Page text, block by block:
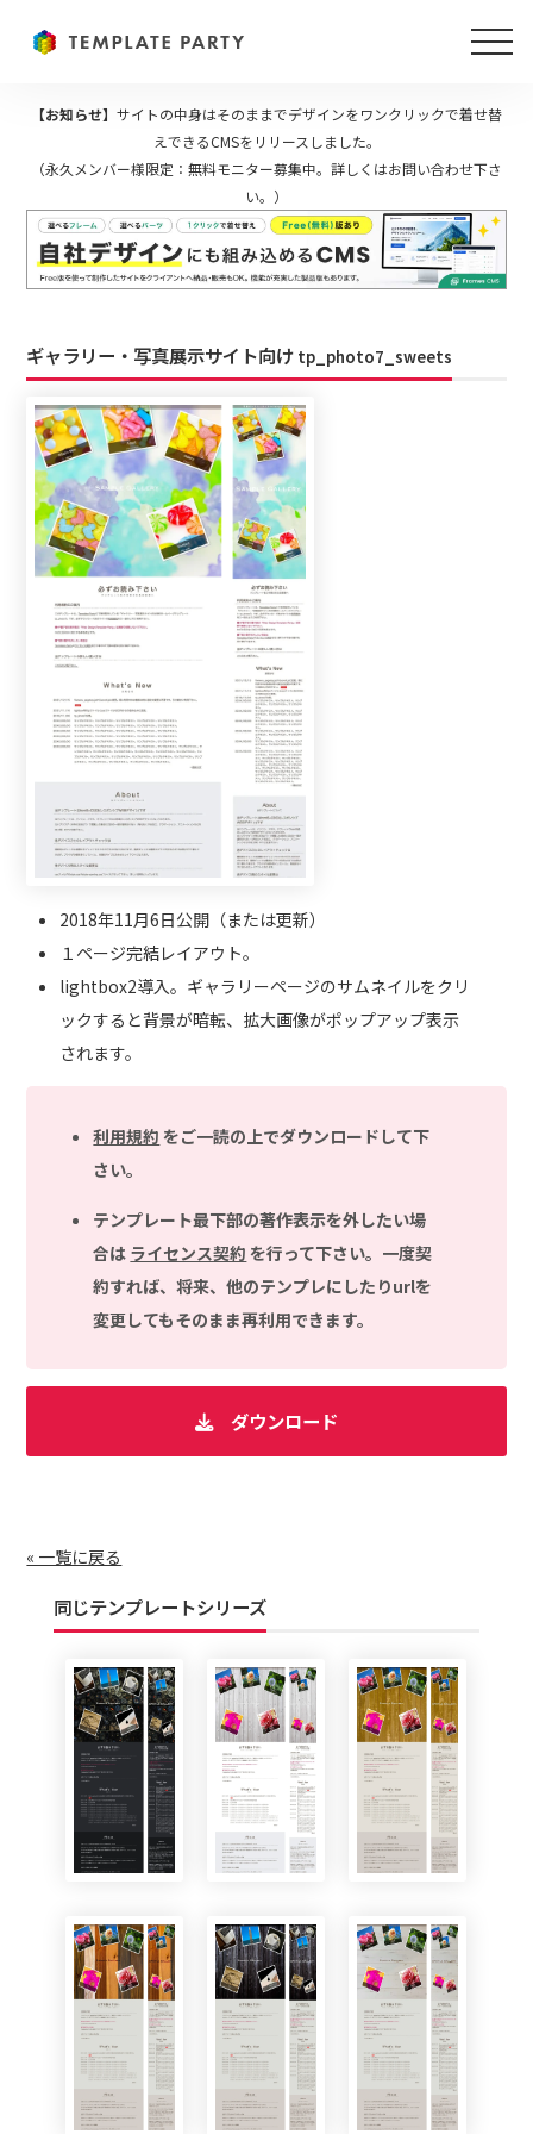
【お知らせ】 サイトの中身はそのままでデザインをワンクリックで着せ替
えできるCMSをリリースしました。
（永久メンバー様限定：無料モニター募集中。詳しくはお問い合わせ下さ
い。）
ギャラリー・写真展示サイト向け tp_photo7_sweets
2018年11月6日公開（または更新）
１ページ完結レイアウト。
lightbox2導入。ギャラリーページのサムネイルをクリ
ックすると背景が暗転、拡大画像がポップアップ表示
されます。
利用規約 をご一読の上でダウンロードして下
さい。
テンプレート最下部の著作表示を外したい場
合は ライセンス契約 を行って下さい。一度契
約すれば、将来、他のテンプレにしたりurlを
変更してもそのまま再利用できます。
ダウンロード
« 一覧に戻る
同じテンプレートシリーズ